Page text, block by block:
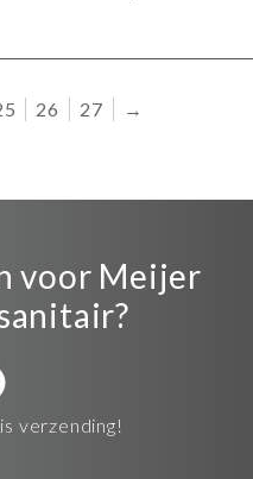
26 27 →
voor Meijer
verzending!